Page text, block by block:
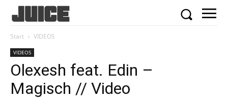
Start VIDEOS
VIDEOS
Olexesh feat. Edin –
Magisch // Video